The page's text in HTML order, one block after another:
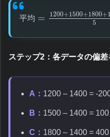
平均 = 1200+1500+1800+
5
ステップ2：各データの偏差
A： 1200 – 1400 = -
B： 1500 – 1400 = 100
C： 1800 – 1400 = 400